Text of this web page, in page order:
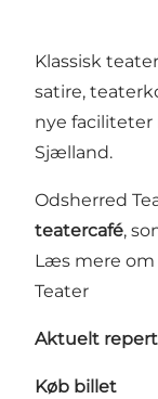
Klassisk
satire,
nye
Sjælland.
Odsherred
teatercafé,
Læs mere om
Teater
Aktuelt
Køb billet